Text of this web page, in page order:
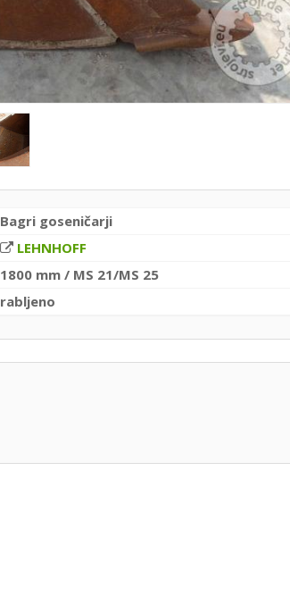
Bagri goseničarji
LEHNHOFF
1800 mm / MS 21/MS 25
rabljeno